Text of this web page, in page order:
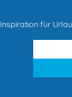
Inspiration für